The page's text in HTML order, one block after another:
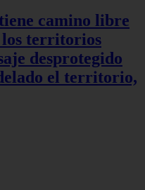
camino libre
los territorios
desprotegido
el territorio,